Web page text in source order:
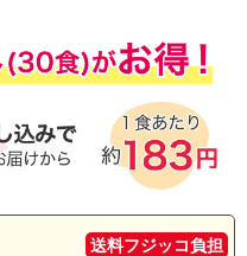
送料フジッコ負担